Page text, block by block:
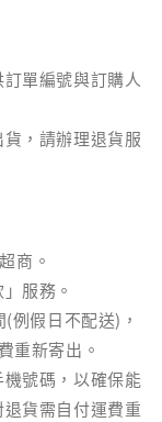
訂單編號與訂購人
，請辦理退貨服
商。
服務。
例假日不配送)，
重新寄出。
號碼，以確保能
貨需自付運費重